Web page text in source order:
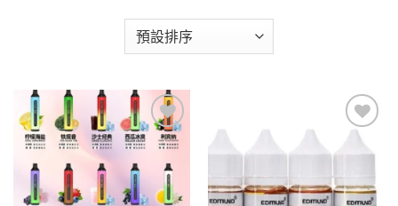
Add to
Add to
wishlist